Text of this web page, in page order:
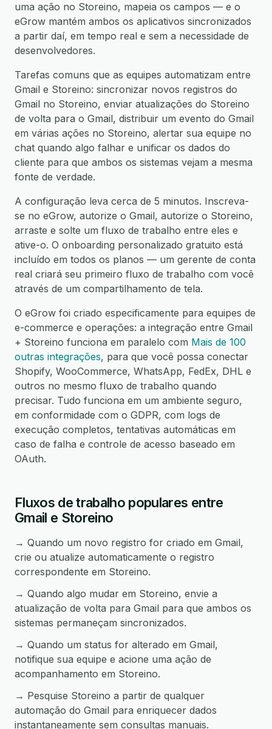
uma ação no Storeino, mapeia os campos — e o
eGrow mantém ambos os aplicativos sincronizados
a partir daí, em tempo real e sem a necessidade de
desenvolvedores.
Tarefas comuns que as equipes automatizam entre
Gmail e Storeino: sincronizar novos registros do
Gmail no Storeino, enviar atualizações do Storeino
de volta para o Gmail, distribuir um evento do Gmail
em várias ações no Storeino, alertar sua equipe no
chat quando algo falhar e unificar os dados do
cliente para que ambos os sistemas vejam a mesma
fonte de verdade.
A configuração leva cerca de 5 minutos. Inscreva-
se no eGrow, autorize o Gmail, autorize o Storeino,
arraste e solte um fluxo de trabalho entre eles e
ative-o. O onboarding personalizado gratuito está
incluído em todos os planos — um gerente de conta
real criará seu primeiro fluxo de trabalho com você
através de um compartilhamento de tela.
O eGrow foi criado especificamente para equipes de
e-commerce e operações: a integração entre Gmail
+ Storeino funciona em paralelo com Mais de 100
outras integrações, para que você possa conectar
Shopify, WooCommerce, WhatsApp, FedEx, DHL e
outros no mesmo fluxo de trabalho quando
precisar. Tudo funciona em um ambiente seguro,
em conformidade com o GDPR, com logs de
execução completos, tentativas automáticas em
caso de falha e controle de acesso baseado em
OAuth.
Fluxos de trabalho populares entre
Gmail e Storeino
→ Quando um novo registro for criado em Gmail,
crie ou atualize automaticamente o registro
correspondente em Storeino.
→ Quando algo mudar em Storeino, envie a
atualização de volta para Gmail para que ambos os
sistemas permaneçam sincronizados.
→ Quando um status for alterado em Gmail,
notifique sua equipe e acione uma ação de
acompanhamento em Storeino.
→ Pesquise Storeino a partir de qualquer
automação do Gmail para enriquecer dados
instantaneamente sem consultas manuais.